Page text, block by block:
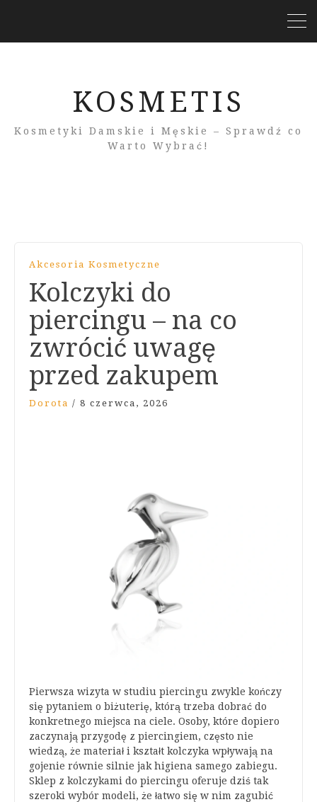
KOSMETIS
Kosmetyki Damskie i Męskie – Sprawdź co
Warto Wybrać!
Akcesoria Kosmetyczne
Kolczyki do
piercingu – na co
zwrócić uwagę
przed zakupem
Dorota / 8 czerwca, 2026
Pierwsza wizyta w studiu piercingu zwykle kończy
się pytaniem o biżuterię, którą trzeba dobrać do
konkretnego miejsca na ciele. Osoby, które dopiero
zaczynają przygodę z piercingiem, często nie
wiedzą, że materiał i kształt kolczyka wpływają na
gojenie równie silnie jak higiena samego zabiegu.
Sklep z kolczykami do piercingu oferuje dziś tak
szeroki wybór modeli, że łatwo się w nim zagubić